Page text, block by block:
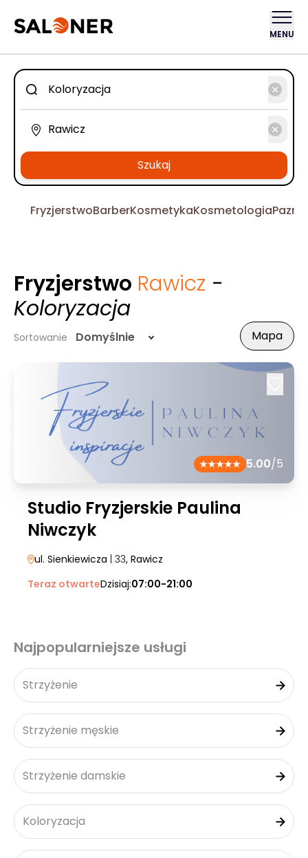
MENU
Szukaj
FryzjerstwoBarberKosmetykaKosmetologia
Fryzjerstwo Rawicz -
Koloryzacja
Sortowanie Domyślnie Mapa
5.00/5
Studio Fryzjerskie Paulina
Niwczyk
ul. Sienkiewicza | 33, Rawicz
Teraz otwarteDzisiaj:07:00-21:00
Najpopularniejsze usługi
Strzyżenie
Strzyżenie męskie
Strzyżenie damskie
Koloryzacja